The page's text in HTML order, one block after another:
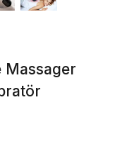
Massager